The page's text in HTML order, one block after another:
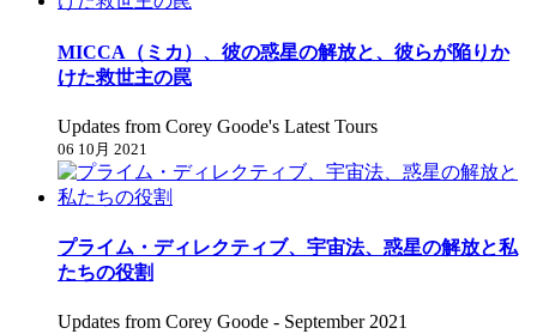
MICCA（ミカ）、彼の惑星の解放と、彼らが陥りか
けた救世主の罠
Updates from Corey Goode's Latest Tours
06 10月 2021
プライム・ディレクティブ、宇宙法、惑星の解放と私
たちの役割
Updates from Corey Goode - September 2021